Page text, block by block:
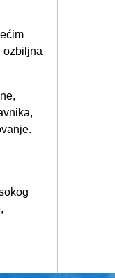
ozbiljna